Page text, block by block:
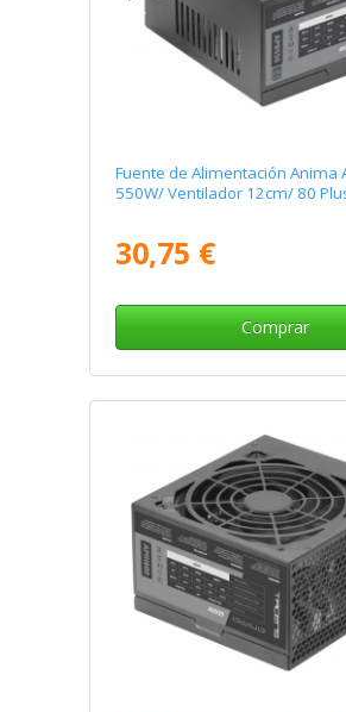
Fuente de Alimentación Anima
550W/ Ventilador 12cm/ 80
30,75 €
Comprar